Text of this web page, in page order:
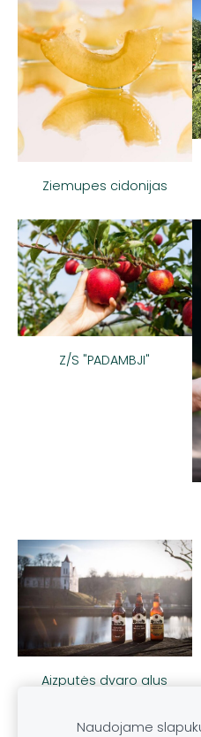
Ziemupes cidonijas
Z/S "PADAMBJI"
Aizputės dvaro alus
Naudojame